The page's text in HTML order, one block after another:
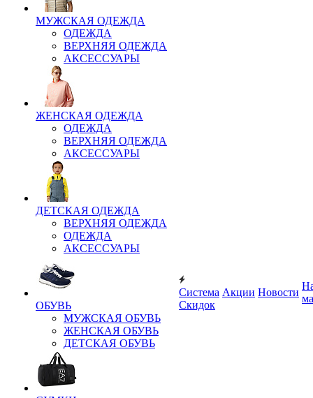
МУЖСКАЯ ОДЕЖДА
ОДЕЖДА
ВЕРХНЯЯ ОДЕЖДА
АКСЕССУАРЫ
ЖЕНСКАЯ ОДЕЖДА
ОДЕЖДА
ВЕРХНЯЯ ОДЕЖДА
АКСЕССУАРЫ
ДЕТСКАЯ ОДЕЖДА
ВЕРХНЯЯ ОДЕЖДА
ОДЕЖДА
АКСЕССУАРЫ
ОБУВЬ
МУЖСКАЯ ОБУВЬ
ЖЕНСКАЯ ОБУВЬ
ДЕТСКАЯ ОБУВЬ
Система
Скидок
Акции Новости